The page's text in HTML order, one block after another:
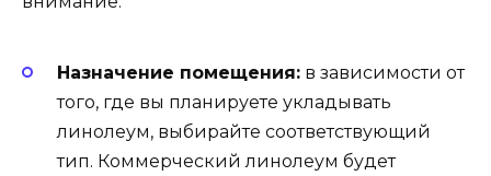
Назначение помещения: в зависимости от
того, где вы планируете укладывать
линолеум, выбирайте соответствующий
тип. Коммерческий линолеум будет